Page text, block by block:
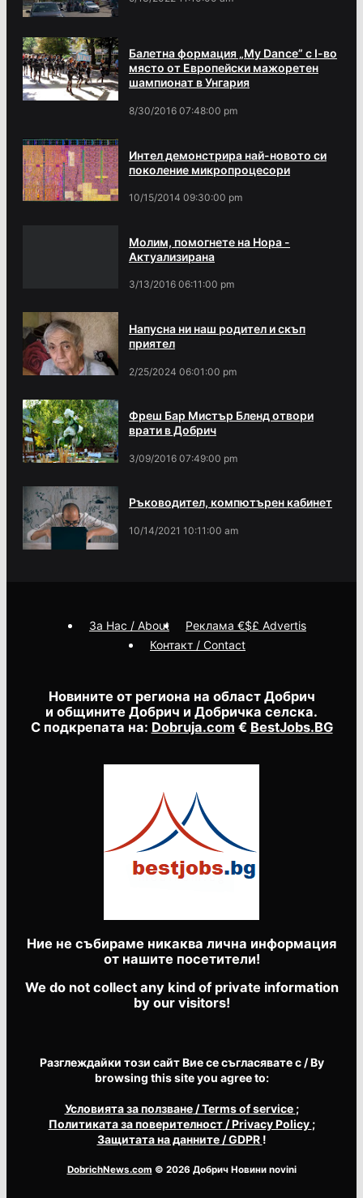
Балетна формация „My Dance” с І-во
място от Европейски мажоретен
шампионат в Унгария
8/30/2016 07:48:00 pm
Интел демонстрира най-новото си
поколение микропроцесори
10/15/2014 09:30:00 pm
Молим, помогнете на Нора -
Актуализирана
3/13/2016 06:11:00 pm
Напусна ни наш родител и скъп
приятел
2/25/2024 06:01:00 pm
Фреш Бар Мистър Бленд отвори
врати в Добрич
3/09/2016 07:49:00 pm
Ръководител, компютърен кабинет
10/14/2021 10:11:00 am
Новините от региона на област Добрич
и общините Добрич и Добричка селска.
С подкрепата на: Dobruja.com € BestJobs.BG
Ние не събираме никаква лична информация
от нашите посетители!
We do not collect any kind of private information
by our visitors!
Разглеждайки този сайт Вие се съгласявате с / By
browsing this site you agree to:
Условията за ползване/ Terms of service ;
Политиката за поверителност/ Privacy Policy ;
Защитата на данните/ GDPR !
DobrichNews.com © 2026 Добрич Новини novini
За Нас / About
Реклама €$£ Advertis
Контакт / Contact